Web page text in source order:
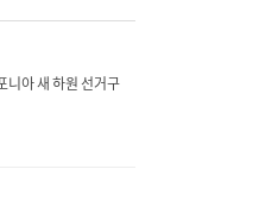
아 새 하원 선거구